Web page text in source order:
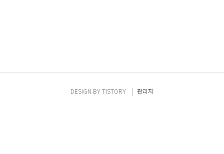
DESIGN BYTISTORY 관리자